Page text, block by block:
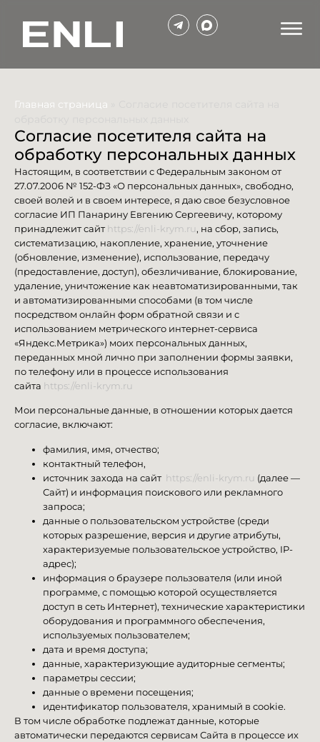
Главная страница
Согласие посетителя сайта на
обработку персональных данных
Настоящим, в соответствии с Федеральным законом от
27.07.2006 № 152-ФЗ «О персональных данных», свободно,
своей волей и в своем интересе, я даю свое безусловное
согласие ИП Панарину Евгению Сергеевичу, которому
принадлежит сайтhttps://enli-krym.ru, на сбор, запись,
систематизацию, накопление, хранение, уточнение
(обновление, изменение), использование, передачу
(предоставление, доступ), обезличивание, блокирование,
удаление, уничтожение как неавтоматизированными, так
и автоматизированными способами (в том числе
посредством онлайн форм обратной связи и с
использованием метрического интернет-сервиса
«Яндекс.Метрика») моих персональных данных,
переданных мной лично при заполнении формы заявки,
по телефону или в процессе использования
сайта https://enli-krym.ru
Мои персональные данные, в отношении которых дается
согласие, включают:
фамилия, имя, отчество;
контактный телефон,
источник захода на сайт https://enli-krym.ru (далее —
Сайт) и информация поискового или рекламного
запроса;
данные о пользовательском устройстве (среди
которых разрешение, версия и другие атрибуты,
характеризуемые пользовательское устройство, IP-
адрес);
информация о браузере пользователя (или иной
программе, с помощью которой осуществляется
доступ в сеть Интернет), технические характеристики
оборудования и программного обеспечения,
используемых пользователем;
дата и время доступа;
данные, характеризующие аудиторные сегменты;
параметры сессии;
данные о времени посещения;
идентификатор пользователя, хранимый в cookie.
В том числе обработке подлежат данные, которые
автоматически передаются сервисам Сайта в процессе их